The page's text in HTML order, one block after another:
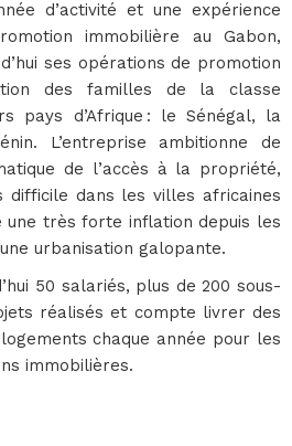
d’activité et une expérience
immobilière au Gabon,
ses opérations de promotion
des familles de la classe
pays d’Afrique : le Sénégal, la
L’entreprise ambitionne de
de l’accès à la propriété,
difficile dans les villes africaines
très forte inflation depuis les
urbanisation galopante.
50 salariés, plus de 200 sous-
réalisés et compte livrer des
chaque année pour les
immobilières.